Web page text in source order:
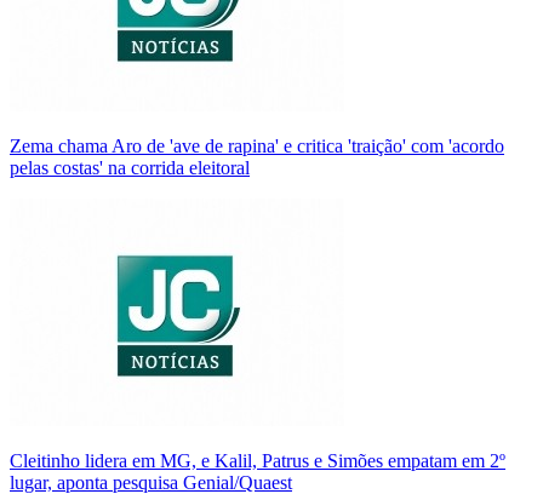
Zema chama Aro de 'ave de rapina' e critica 'traição' com 'acordo
pelas costas' na corrida eleitoral
Cleitinho lidera em MG, e Kalil, Patrus e Simões empatam em 2º
lugar, aponta pesquisa Genial/Quaest